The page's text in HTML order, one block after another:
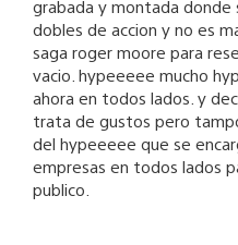
grabada y montada donde
dobles de accion y no es
saga roger moore para
vacio. hypeeeee mucho
ahora en todos lados. y
trata de gustos pero
del hypeeeee que se
empresas en todos lados
publico.